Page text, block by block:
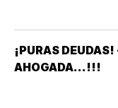
¡PURAS DEUDAS!
AHOGADA...!!!